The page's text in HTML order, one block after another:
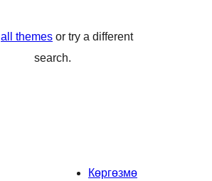
all themes or try a different
search.
Көргөзмө